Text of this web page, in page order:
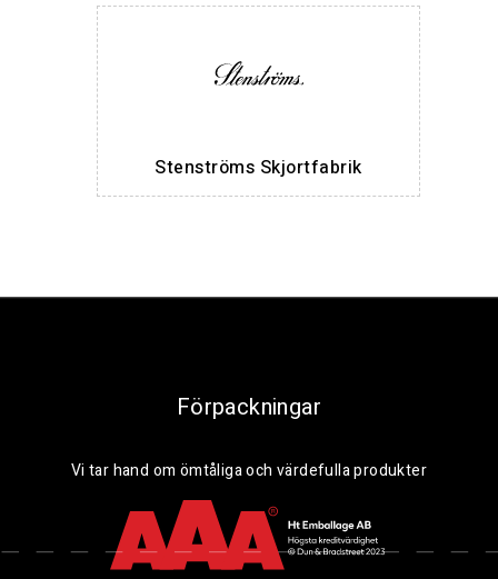
Stenströms Skjortfabrik
Förpackningar
Vi tar hand om ömtåliga och värdefulla produkter